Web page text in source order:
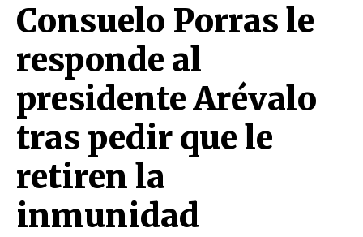
Consuelo Porras le
responde al
presidente Arévalo
tras pedir que le
retiren la
inmunidad